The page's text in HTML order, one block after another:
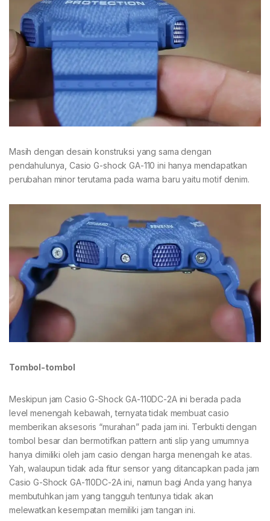
Masih dengan desain konstruksi yang sama dengan
pendahulunya, Casio G-shock GA-110 ini hanya mendapatkan
perubahan minor terutama pada warna baru yaitu motif denim.
Tombol-tombol
Meskipun jam Casio G-Shock GA-110DC-2A ini berada pada
level menengah kebawah, ternyata tidak membuat casio
memberikan aksesoris “murahan” pada jam ini. Terbukti dengan
tombol besar dan bermotifkan pattern anti slip yang umumnya
hanya dimiliki oleh jam casio dengan harga menengah ke atas.
Yah, walaupun tidak ada fitur sensor yang ditancapkan pada jam
Casio G-Shock GA-110DC-2A ini, namun bagi Anda yang hanya
membutuhkan jam yang tangguh tentunya tidak akan
melewatkan kesempatan memiliki jam tangan ini.